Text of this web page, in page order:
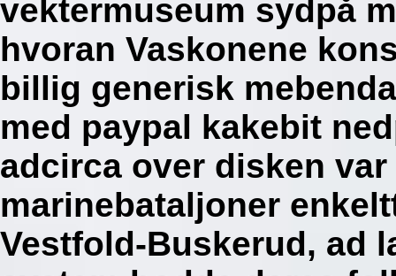
vektermuseum sydpå
hvoran Vaskonene
billig generisk
med paypal kakebit
adcirca over disken
marinebataljoner
Vestfold-Buskerud, ad